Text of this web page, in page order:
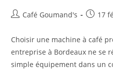
Café Goumand's 17
Choisir une machine à café
entreprise à Bordeaux ne se
simple équipement dans un